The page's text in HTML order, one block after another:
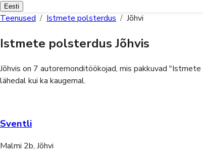
Eesti
Teenused / Istmete polsterdus / Jõhvi
Istmete polsterdus Jõhvis
Jõhvis on 7 autoremonditöökojad, mis pakkuvad
lähedal kui ka kaugemal.
Sventli
Malmi 2b, Jõhvi